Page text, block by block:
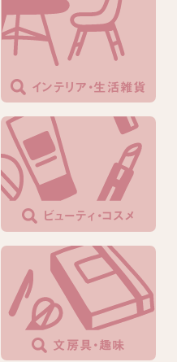
インテリア・生活雑貨
ビューティ・コスメ
文房具・趣味